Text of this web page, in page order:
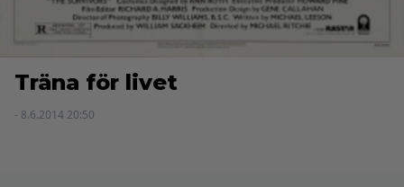
Träna för livet
- 8.6.2014 20:50